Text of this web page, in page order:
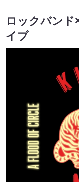
ロックバンド
イブ